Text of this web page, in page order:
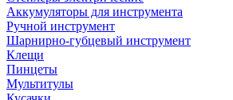
Аккумуляторы для инструмента
Ручной инструмент
Шарнирно-губцевый инструмент
Клещи
Пинцеты
Мультитулы